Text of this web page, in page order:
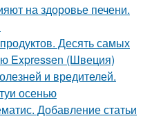
на здоровье печени.
Десять самых
Expressen (Швеция)
и вредителей.
осенью
Добавление статьи